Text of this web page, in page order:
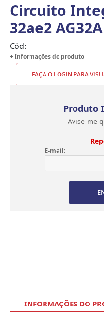
Circuito
32ae2
Cód:
+ Informações do produto
FAÇA O LOGIN PARA
Produto
Avise-me
E-mail:
INFORMAÇÕES DO